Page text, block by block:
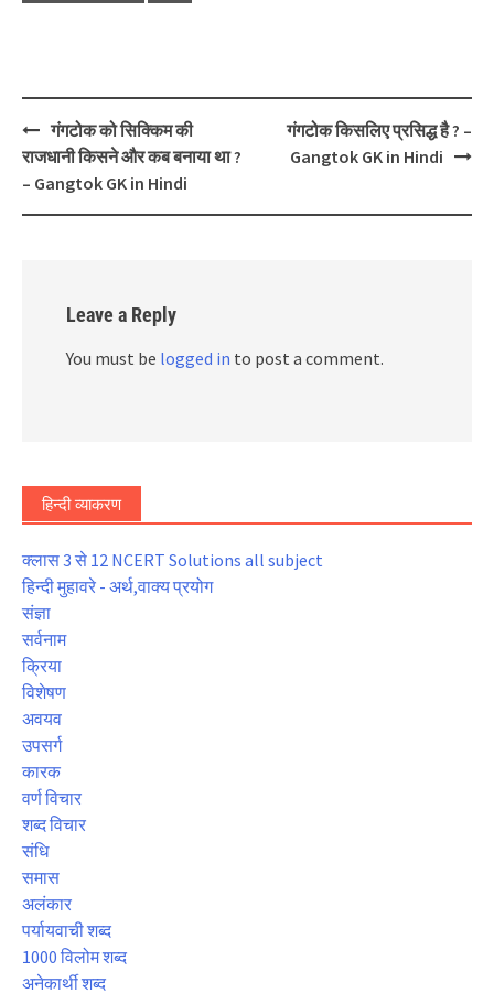
Post
navigation
गंगटोक को सिक्किम की
राजधानी किसने और कब बनाया था ?
– Gangtok GK in Hindi
गंगटोक किसलिए प्रसिद्ध है ? –
Gangtok GK in Hindi
Leave a Reply
You must be logged in to post a comment.
हिन्दी व्याकरण
क्लास 3 से 12 NCERT Solutions all subject
हिन्दी मुहावरे - अर्थ,वाक्य प्रयोग
संज्ञा
सर्वनाम
क्रिया
विशेषण
अवयव
उपसर्ग
कारक
वर्ण विचार
शब्द विचार
संधि
समास
अलंकार
पर्यायवाची शब्द
1000 विलोम शब्द
अनेकार्थी शब्द